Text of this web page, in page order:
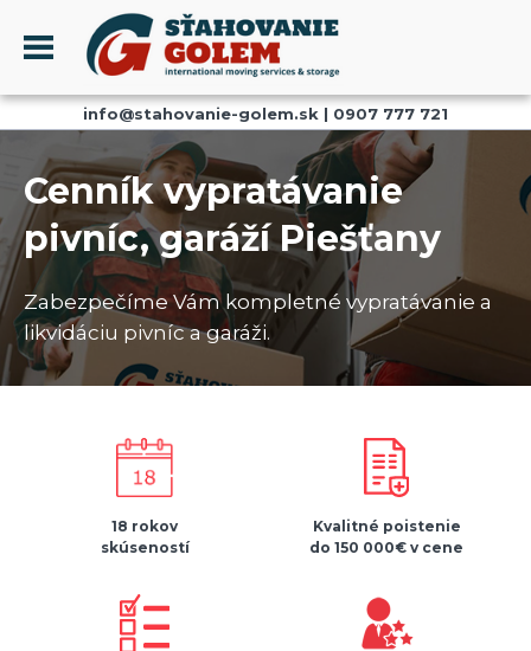
Menu
PROFIL
SŤAHOVANIE - SŤAHOVACIE SLUŽBY
DOPRAVA - DOPRAVNÉ SLUŽBY
AKCIE A ZĽAVY
SKLADOVANIE
REFERENCIE
CENNÍK
info@stahovanie-golem.sk | 0907 777 721
Cenník vypratávanie
pivníc, garáží Piešťany
Zabezpečíme Vám kompletné vypratávanie a
likvidáciu pivníc a garáži.
18 rokov
skúseností
Kvalitné poistenie
do 150 000€ v cene